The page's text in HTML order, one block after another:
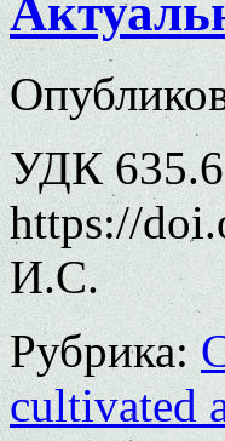
УДК
https://
И.С.
Рубрика:
cultivated